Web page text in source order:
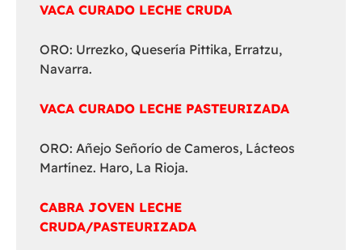
VACA CURADO LECHE CRUDA
ORO: Urrezko, Quesería Pittika, Erratzu,
Navarra.
VACA CURADO LECHE PASTEURIZADA
ORO: Añejo Señorío de Cameros, Lácteos
Martínez. Haro, La Rioja.
CABRA JOVEN LECHE
CRUDA/PASTEURIZADA